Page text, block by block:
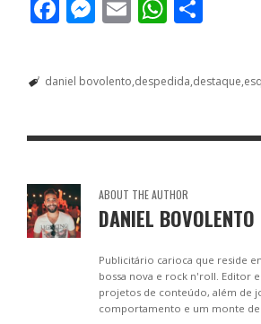
F
e
b
o
k
M
ss
e
g
er
E
ai
l
W
at
s
p
p
e
daniel bovolento despedida destaque
ABOUT THE AUTHOR
DANIEL BOVOLENTO
Publicitário carioca que reside
bossa nova e rock n'roll. Editor
projetos de conteúdo, além de
comportamento e um monte de